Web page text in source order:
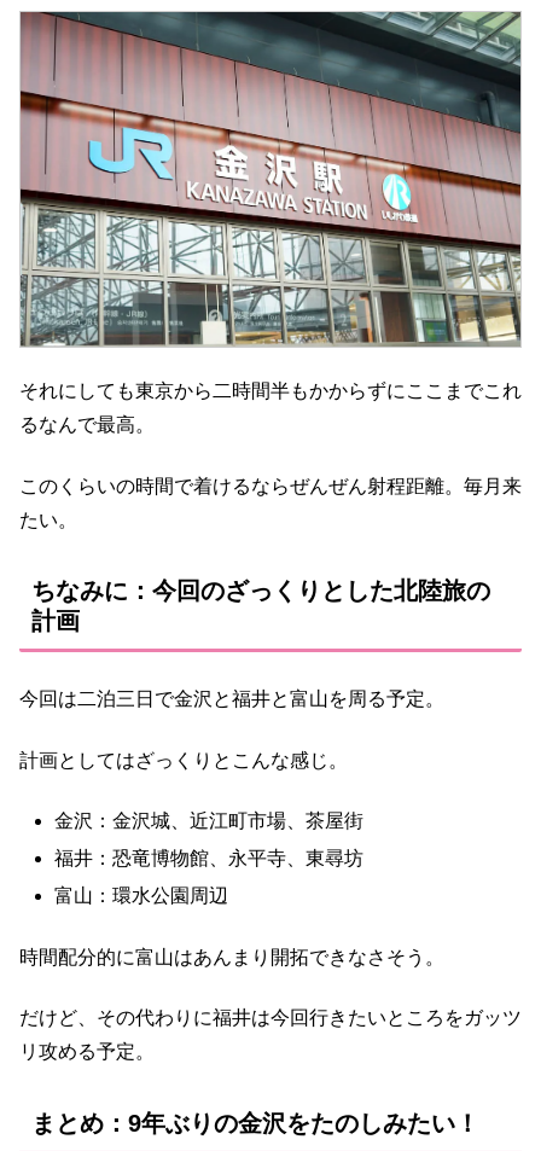
それにしても東京から二時間半もかからずにここまでこれ
るなんで最高。
このくらいの時間で着けるならぜんぜん射程距離。毎月来
たい。
ちなみに：今回のざっくりとした北陸旅の
計画
今回は二泊三日で金沢と福井と富山を周る予定。
計画としてはざっくりとこんな感じ。
金沢：金沢城、近江町市場、茶屋街
福井：恐竜博物館、永平寺、東尋坊
富山：環水公園周辺
時間配分的に富山はあんまり開拓できなさそう。
だけど、その代わりに福井は今回行きたいところをガッツ
リ攻める予定。
まとめ：9年ぶりの金沢をたのしみたい！